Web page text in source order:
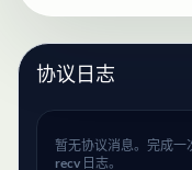
协议日志
暂无协议消息。完成一
recv 日志。